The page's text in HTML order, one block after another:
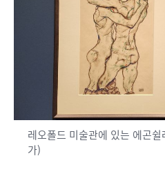
레오폴드 미술관에 있는 에곤
가)